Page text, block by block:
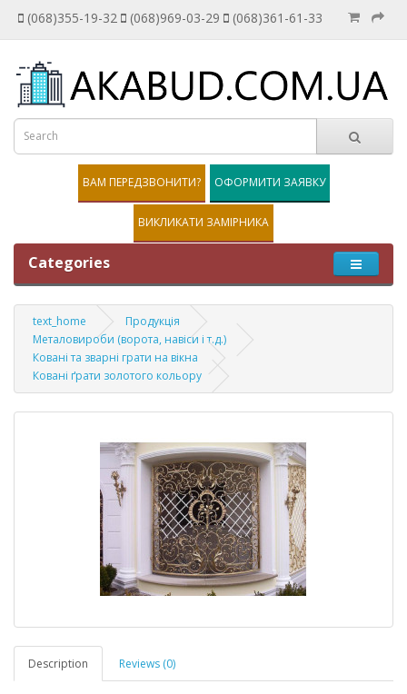
(068)355-19-32 (068)969-03-29 (068)361-61-33
ВАМ ПЕРЕДЗВОНИТИ? ОФОРМИТИ ЗАЯВКУ
ВИКЛИКАТИ ЗАМІРНИКА
Categories
text_home
Продукція
Металовироби (ворота, навіси і т.д.)
Ковані та зварні грати на вікна
Ковані ґрати золотого кольору
Description Reviews (0)